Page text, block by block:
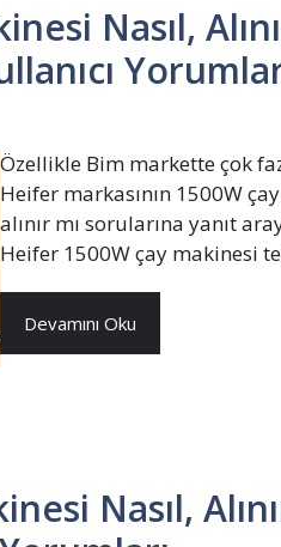
Nasıl,
Özellikle Bim markette çok
Heifer markasının 1500W
alınır mı sorularına yanıt
Heifer 1500W çay makinesi
Devamını Oku
Nasıl,